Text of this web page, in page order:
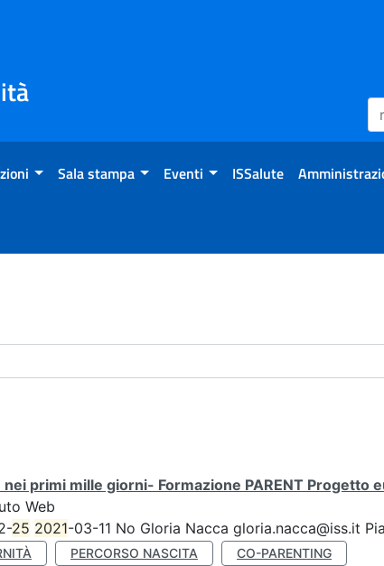
Sala stampa Eventi ISSalute
nei primi mille giorni- Formazione PARENT Progetto
Web
25 2021-03-11 No Gloria Nacca gloria.nacca@iss.it
PERCORSO NASCITA CO-PARENTING